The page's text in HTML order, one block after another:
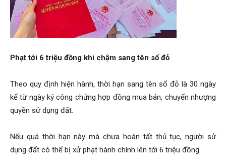
Phạt tới 6 triệu đồng khi chậm sang tên sổ đỏ
Theo quy định hiện hành, thời hạn sang tên sổ đỏ là 30 ngày
kể từ ngày ký công chứng hợp đồng mua bán, chuyển nhượng
quyền sử dụng đất.
Nếu quá thời hạn này mà chưa hoàn tất thủ tục, người sử
dụng đất có thể bị xử phạt hành chính lên tới 6 triệu đồng.